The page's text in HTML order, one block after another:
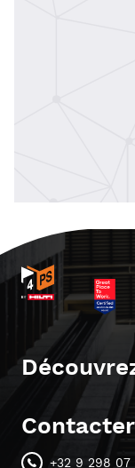
Contacter
+32 9 298 07